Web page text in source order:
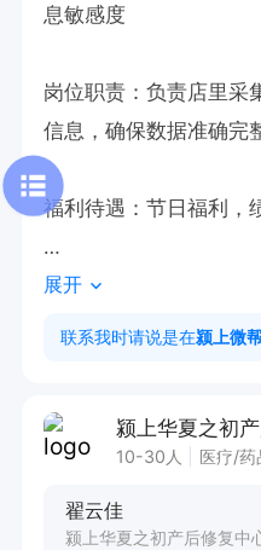
息敏感度
岗位职责：负责店里采
信息，确保数据准确完
福利待遇：节日福利，
如果感兴趣的话，请直
展开
联系我时请说是在颍上微
颍上华夏之初
10-30人 医疗/药
翟云佳
颍上华夏之初产后修复中